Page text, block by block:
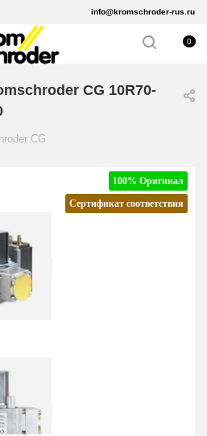
info@kromschroder-rus.ru
0
CG 10R70-
CG
100% Оригинал
Сертификат соответствия